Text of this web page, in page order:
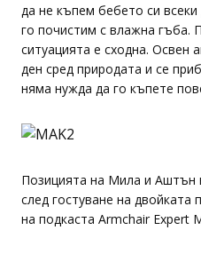
да не къпем бебето си
го почистим с влажна гъба.
ситуацията е сходна. Освен
ден сред природата и се
няма нужда да го къпете
Позицията на Мила и Аштън
след гостуване на двойката
на подкаста Armchair Expert